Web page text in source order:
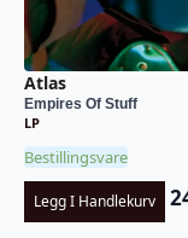
Atlas
Empires Of Stuff
LP
Bestillingsvare
Legg I Handlekurv